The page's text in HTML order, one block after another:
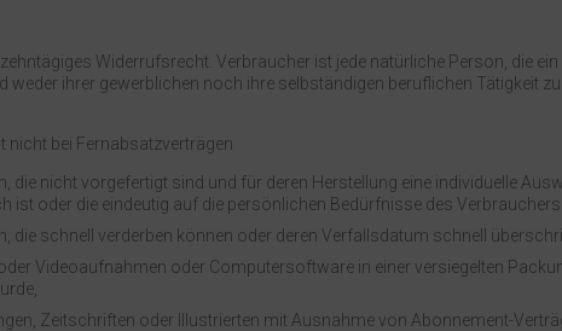
Widerrufsrecht. Verbraucher ist jede natürliche Person, die
weder ihrer gewerblichen noch ihre selbständigen beruflichen Tätigkeit
nicht bei Fernabsatzverträgen
die nicht vorgefertigt sind und für deren Herstellung eine individuelle
ist oder die eindeutig auf die persönlichen Bedürfnisse des
die schnell verderben können oder deren Verfallsdatum schnell
Videoaufnahmen oder Computersoftware in einer versiegelten
Zeitschriften oder Illustrierten mit Ausnahme von Abonnement-